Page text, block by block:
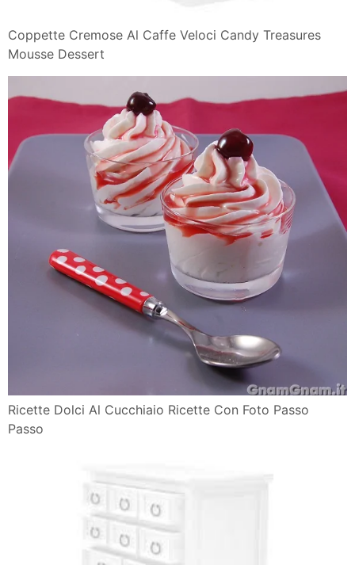
Coppette Cremose Al Caffe Veloci Candy Treasures
Mousse Dessert
Ricette Dolci Al Cucchiaio Ricette Con Foto Passo
Passo